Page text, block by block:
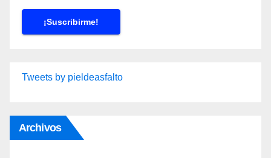
Tweets by pieldeasfalto
Archivos